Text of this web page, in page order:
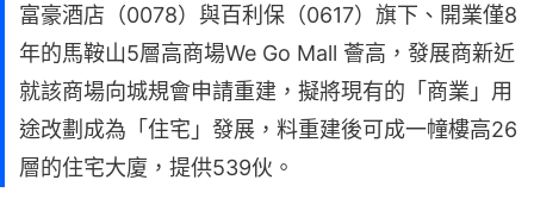
富豪酒店（0078）與百利保（0617）旗下、開業僅8
年的馬鞍山5層高商場We Go Mall 薈高，發展商新近
就該商場向城規會申請重建，擬將現有的「商業」用
途改劃成為「住宅」發展，料重建後可成一幢樓高26
層的住宅大廈，提供539伙。